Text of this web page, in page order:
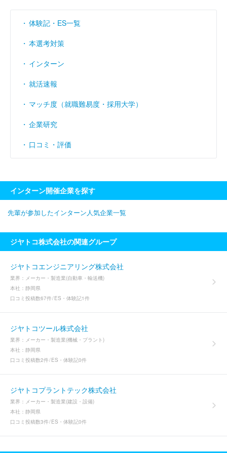
体験記・ES一覧
本選考対策
インターン
就活速報
マッチ度（就職難易度・採用大学）
企業研究
口コミ・評価
インターン開催企業を探す
先輩が参加したインターン人気企業一覧
ジヤトコ株式会社の関連グループ
ジヤトコエンジニアリング株式会社
業界： メーカー・製造業(自動車・輸送機)
本社： 静岡県
口コミ投稿数67件 ES・体験記1件
ジヤトコツール株式会社
業界： メーカー・製造業(機械・プラント)
本社： 静岡県
口コミ投稿数2件 ES・体験記0件
ジヤトコプラントテック株式会社
業界： メーカー・製造業(建設・設備)
本社： 静岡県
口コミ投稿数3件 ES・体験記0件